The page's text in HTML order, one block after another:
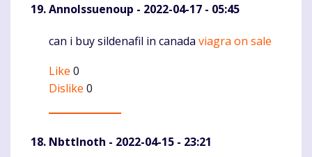
AnnoIssuenoup - 2022-04-17 - 05:45
Komentaras
can i buy sildenafil in canada viagra on sale
Like 0
Dislike 0
NbttInoth - 2022-04-15 - 23:21